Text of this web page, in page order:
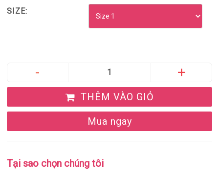
SIZE:
THÊM VÀO GIỎ
Mua ngay
Tại sao chọn chúng tôi